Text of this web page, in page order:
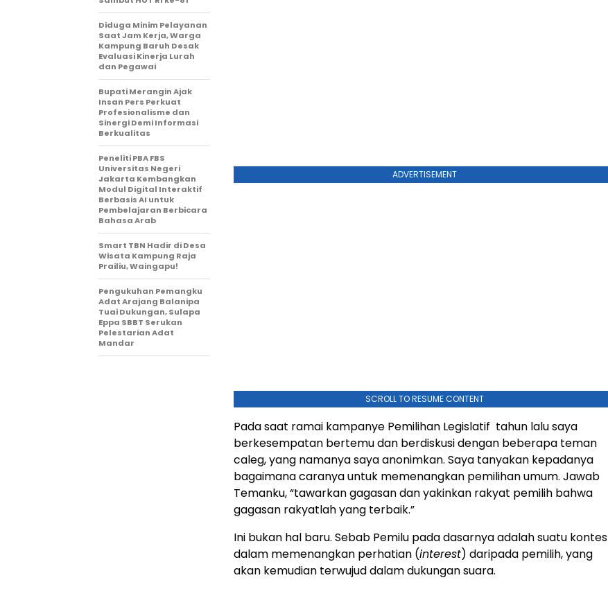
ADVERTISEMENT
SCROLL TO RESUME CONTENT
Pada saat ramai kampanye Pemilihan Legislatif tahun lalu saya
berkesempatan bertemu dan berdiskusi dengan beberapa teman
caleg, yang namanya saya anonimkan. Saya tanyakan kepadanya
bagaimana caranya untuk memenangkan pemilihan umum. Jawab
Temanku, “tawarkan gagasan dan yakinkan rakyat pemilih bahwa
gagasan rakyatlah yang terbaik.”
Ini bukan hal baru. Sebab Pemilu pada dasarnya adalah suatu kontes
dalam memenangkan perhatian (interest) daripada pemilih, yang
akan kemudian terwujud dalam dukungan suara.
Diduga Minim Pelayanan
Saat Jam Kerja, Warga
Kampung Baruh Desak
Evaluasi Kinerja Lurah
dan Pegawai
Bupati Merangin Ajak
Insan Pers Perkuat
Profesionalisme dan
Sinergi Demi Informasi
Berkualitas
Peneliti PBA FBS
Universitas Negeri
Jakarta Kembangkan
Modul Digital Interaktif
Berbasis AI untuk
Pembelajaran Berbicara
Bahasa Arab
Smart TBN Hadir di Desa
Wisata Kampung Raja
Prailiu, Waingapu!
Pengukuhan Pemangku
Adat Arajang Balanipa
Tuai Dukungan, Sulapa
Eppa SBBT Serukan
Pelestarian Adat
Mandar